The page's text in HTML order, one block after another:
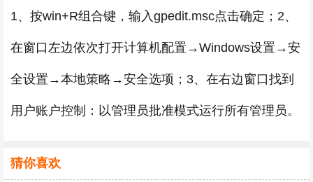
1、按win+R组合键，输入gpedit.msc点击确定；2、
在窗口左边依次打开计算机配置→Windows设置→安
全设置→本地策略→安全选项；3、在右边窗口找到
用户账户控制：以管理员批准模式运行所有管理员。
猜你喜欢